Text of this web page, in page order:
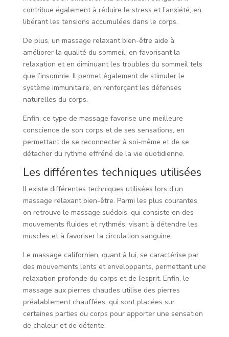
contribue également à réduire le stress et l’anxiété, en
libérant les tensions accumulées dans le corps.
De plus, un massage relaxant bien-être aide à
améliorer la qualité du sommeil, en favorisant la
relaxation et en diminuant les troubles du sommeil tels
que l’insomnie. Il permet également de stimuler le
système immunitaire, en renforçant les défenses
naturelles du corps.
Enfin, ce type de massage favorise une meilleure
conscience de son corps et de ses sensations, en
permettant de se reconnecter à soi-même et de se
détacher du rythme effréné de la vie quotidienne.
Les différentes techniques utilisées
Il existe différentes techniques utilisées lors d’un
massage relaxant bien-être. Parmi les plus courantes,
on retrouve le massage suédois, qui consiste en des
mouvements fluides et rythmés, visant à détendre les
muscles et à favoriser la circulation sanguine.
Le massage californien, quant à lui, se caractérise par
des mouvements lents et enveloppants, permettant une
relaxation profonde du corps et de l’esprit. Enfin, le
massage aux pierres chaudes utilise des pierres
préalablement chauffées, qui sont placées sur
certaines parties du corps pour apporter une sensation
de chaleur et de détente.